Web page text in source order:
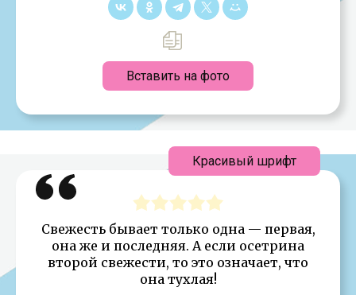
Вставить на фото
Свежесть бывает только одна — первая,
она же и последняя. А если осетрина
второй свежести, то это означает, что
она тухлая!
Красивый шрифт